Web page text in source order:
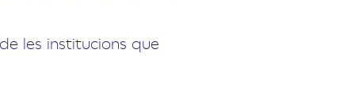
les institucions que